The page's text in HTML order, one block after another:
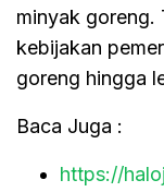
minyak goreng.
kebijakan
goreng hingga
Baca Juga :
https://